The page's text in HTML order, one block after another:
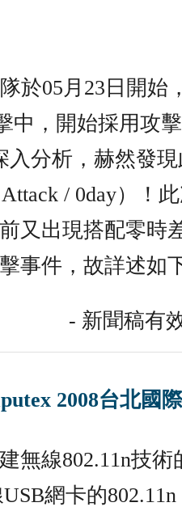
於05月23日開始
中，開始採用攻
入分析，赫然發
/ 0day）！
又出現搭配零時
事件，故詳述如
- 新聞稿有
2008台北國
無線802.11n技術
網卡的